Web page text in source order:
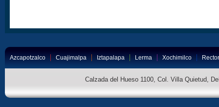
Azcapotzalco Cuajimalpa Iztapalapa Lerma Xochimilco
Calzada del Hueso 1100, Col. Villa Quietud,